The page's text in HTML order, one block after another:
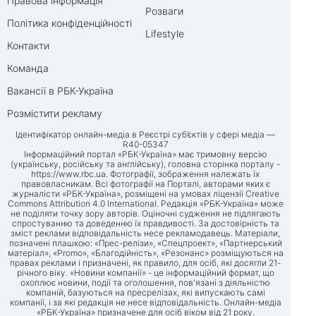
Політика конфіденційності
Контакти
Команда
Вакансії в РБК-Україна
Розмістити рекламу
Розваги
Lifestyle
Ідентифікатор онлайн-медіа в Реєстрі суб’єктів у сфері медіа —
R40-05347
Інформаційний портал «РБК-Україна» має тримовну версію
(українську, російську та англійську), головна сторінка порталу -
https://www.rbc.ua. Фотографії, зображення належать їх
правовласникам. Всі фотографії на Порталі, авторами яких є
журналісти «РБК-Україна», розміщені на умовах ліцензії Creative
Commons Attribution 4.0 International. Редакція «РБК-Україна» може
не поділяти точку зору авторів. Оціночні судження не підлягають
спростуванню та доведенню їх правдивості. За достовірність та
зміст реклами відповідальність несе рекламодавець. Матеріали,
позначені плашкою: «Прес-релізи», «Спецпроект», «Партнерський
матеріал», «Promo», «Благодійність», «Резонанс» розміщуються на
правах реклами і призначені, як правило, для осіб, які досягли 21-
річного віку. «Новини компанії» - це інформаційний формат, що
охоплює новини, події та оголошення, пов'язані з діяльністю
компаній, базуються на пресрелізах, які випускають самі
компанії, і за які редакція не несе відповідальність. Онлайн-медіа
«РБК-Україна» призначене для осіб віком від 21 року.